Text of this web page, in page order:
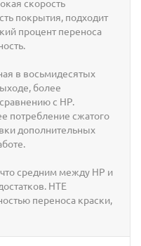
скорость
покрытия, подходит
процент переноса
в восьмидесятых
более
с HP.
потребление сжатого
дополнительных
средним между HP и
HTE
переноса краски,